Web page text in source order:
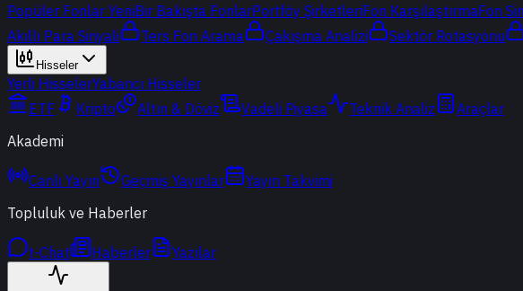
Popüler Fonlar YeniBir Bakışta FonlarPortföy ŞirketleriFon KarşılaştırmaFon
Akıllı Para Sinyali
Ters Fon Arama Çakışma Analizi Sektör Rotasyonu
Hisseler
Yerli HisselerYabancı Hisseler
ETF
Kripto Altın & Döviz Vadeli Piyasa Teknik Analiz
Araçlar
Akademi
Canlı Yayın Geçmiş Yayınlar
Yayın Takvimi
Topluluk ve Haberler
t-Chat Haberler Yazılar